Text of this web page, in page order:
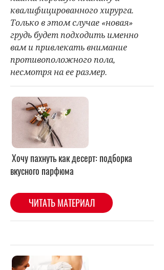
квалифицированного хирурга.
Только в этом случае «новая»
грудь будет подходить именно
вам и привлекать внимание
противоположного пола,
несмотря на ее размер.